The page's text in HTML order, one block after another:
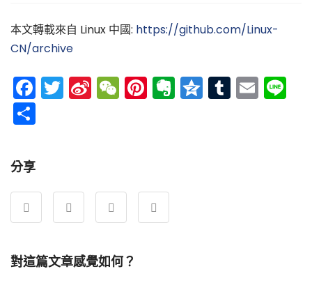
本文轉載來自 Linux 中國: https://github.com/Linux-
CN/archive
Facebook
Twitter
SinaWeChat
Pinterest
Evernote
Qzone
Tumblr
分享
對這篇文章感覺如何？